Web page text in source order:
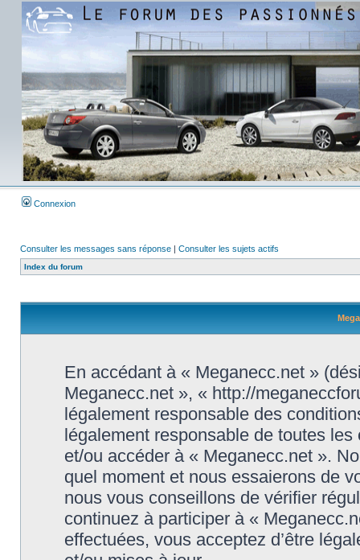
Connexion
Consulter les messages sans réponse | Consulter les sujets actifs
Index du forum
En accédant à « Meganecc.net »
Meganecc.net », « http://
légalement responsable des
légalement responsable de toutes
et/ou accéder à « Meganecc.net ».
quel moment et nous essaierons de
nous vous conseillons de vérifier
continuez à participer à «
effectuées, vous acceptez d’être